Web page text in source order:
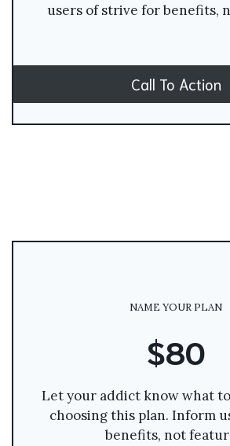
users of strive for benefits,
Call To Action
NAME YOUR PLAN
$80
Let your addict know what
choosing this plan. Inform
benefits, not